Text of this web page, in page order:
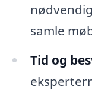
samle
Tid og